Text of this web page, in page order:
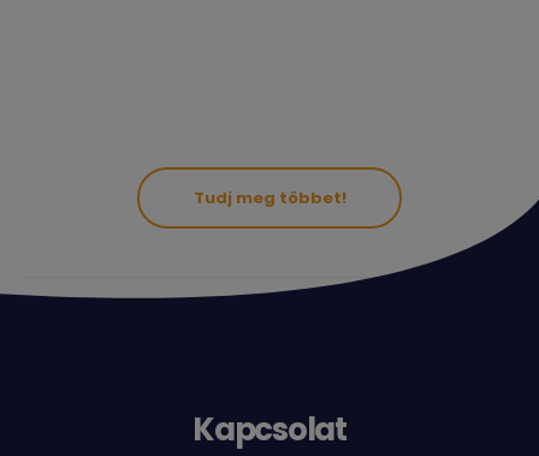
Tudj meg többet!
Kapcsolat